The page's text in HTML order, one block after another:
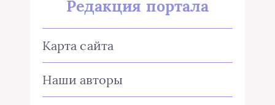
Редакция портала
Карта сайта
Наши авторы